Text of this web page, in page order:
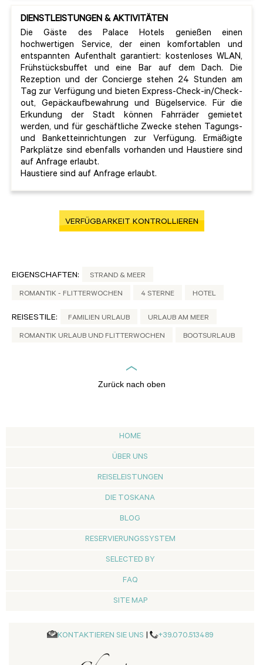
DIENSTLEISTUNGEN & AKTIVITÄTEN
Die Gäste des Palace Hotels genießen einen
hochwertigen Service, der einen komfortablen und
entspannten Aufenthalt garantiert: kostenloses WLAN,
Frühstücksbuffet und eine Bar auf dem Dach. Die
Rezeption und der Concierge stehen 24 Stunden am
Tag zur Verfügung und bieten Express-Check-in/Check-
out, Gepäckaufbewahrung und Bügelservice. Für die
Erkundung der Stadt können Fahrräder gemietet
werden, und für geschäftliche Zwecke stehen Tagungs-
und Banketteinrichtungen zur Verfügung. Ermäßigte
Parkplätze sind ebenfalls vorhanden und Haustiere sind
auf Anfrage erlaubt.
Haustiere sind auf Anfrage erlaubt.
VERFÜGBARKEIT KONTROLLIEREN
EIGENSCHAFTEN: STRAND & MEER
ROMANTIK - FLITTERWOCHEN 4 STERNE HOTEL
REISESTILE: FAMILIEN URLAUB URLAUB AM MEER
ROMANTIK URLAUB UND FLITTERWOCHEN BOOTSURLAUB
Zurück nach oben
HOME
ÜBER UNS
REISELEISTUNGEN
DIE TOSKANA
BLOG
RESERVIERUNGSSYSTEM
SELECTED BY
FAQ
SITE MAP
KONTAKTIEREN SIE UNS | +39.070.513489